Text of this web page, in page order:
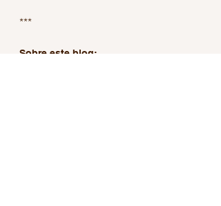
***
Sobre este blog: